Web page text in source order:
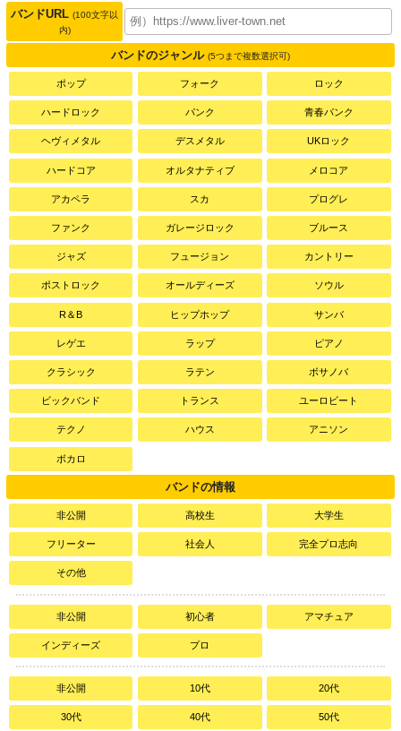
バンドURL (100文字以
内)
バンドのジャンル (5つまで複数選択可)
ポップ フォーク ロック
ハードロック パンク 青春パンク
ヘヴィメタル デスメタル UKロック
ハードコア オルタナティブ メロコア
アカペラ スカ プログレ
ファンク ガレージロック ブルース
ジャズ フュージョン カントリー
ポストロック オールディーズ ソウル
R＆B ヒップホップ サンバ
レゲエ ラップ ピアノ
クラシック ラテン ボサノバ
ビックバンド トランス ユーロビート
テクノ ハウス アニソン
ボカロ
バンドの情報
非公開 高校生 大学生
フリーター 社会人 完全プロ志向
その他
非公開 初心者 アマチュア
インディーズ プロ
非公開 10代 20代
30代 40代 50代